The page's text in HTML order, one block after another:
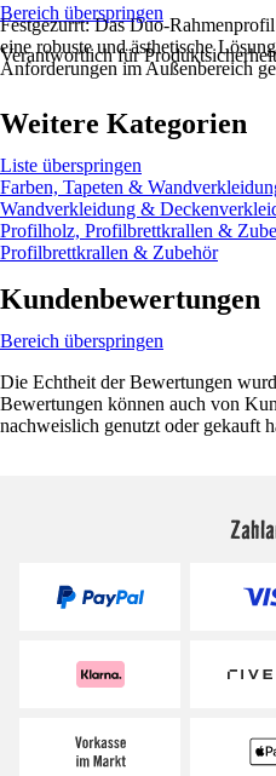
Festgezurrt: Das Duo-
eine robuste und ästhetische
Anforderungen im Außenbereich
Bereich überspringen
Verantwortlich für
Weitere Kategorien
Liste überspringen
Farben, Tapeten &
Wandverkleidung &
Profilholz, Profilbrettkrallen &
Profilbrettkrallen & Zubehör
Kundenbewertungen
Bereich überspringen
Die Echtheit der Bewertungen
Bewertungen können auch von
nachweislich genutzt oder gekauft